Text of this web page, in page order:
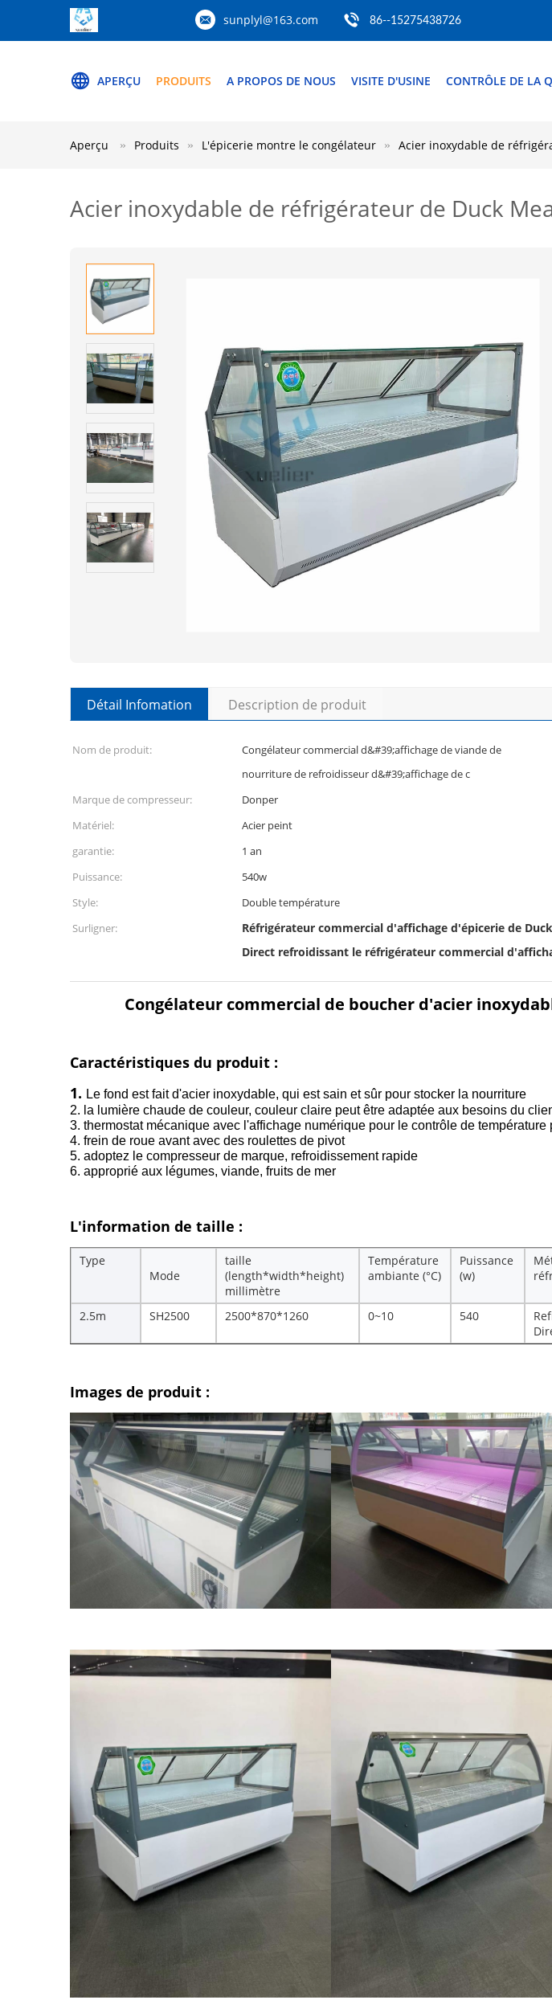
Laisser un
Nous vous
sunplyl@163.com 86--15275438726
APERÇU PRODUITS A PROPOS DE NOUS VISITE D'USINE CONTRÔLE DE LA
Aperçu Produits L'épicerie montre le congélateur Acier inoxydable de
Acier inoxydable de réfrigérateur de Duck
Détail Infomation Description de produit
Nom de produit:
Congélateur commercial d&#39;affichage de viande de
nourriture de refroidisseur d&#39;affichage de c
Marque de compresseur: Donper
Matériel:
Acier peint
garantie:
1 an
Puissance:
540w
Style:
Double température
Surligner:
Réfrigérateur commercial d'affichage d'épicerie de
Direct refroidissant le réfrigérateur commercial
Congélateur commercial de boucher d'acier
Caractéristiques du produit :
1. Le fond est fait d'acier inoxydable, qui est sain et sûr pour stocker la nourriture
2. la lumière chaude de couleur, couleur claire peut être adaptée aux besoins du
3. thermostat mécanique avec l'affichage numérique pour le contrôle de température
4. frein de roue avant avec des roulettes de pivot
5. adoptez le compresseur de marque, refroidissement rapide
6. approprié aux légumes, viande, fruits de mer
L'information de taille :
Type
Mode
taille
(length*width*height)
millimètre
Température
ambiante (°C)
Puissance
(w)
2.5m SH2500 2500*870*1260 0~10 540
Images de produit :